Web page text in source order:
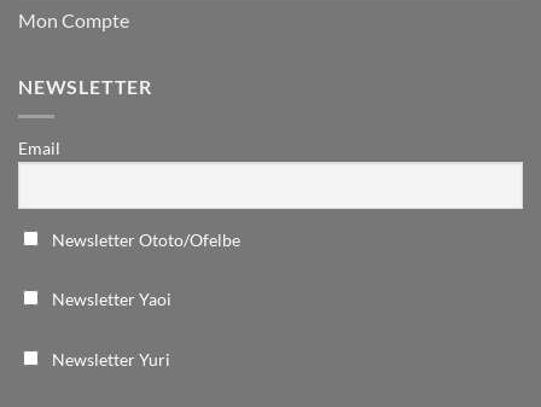
Mon Compte
NEWSLETTER
Email
Newsletter Ototo/Ofelbe
Newsletter Yaoi
Newsletter Yuri